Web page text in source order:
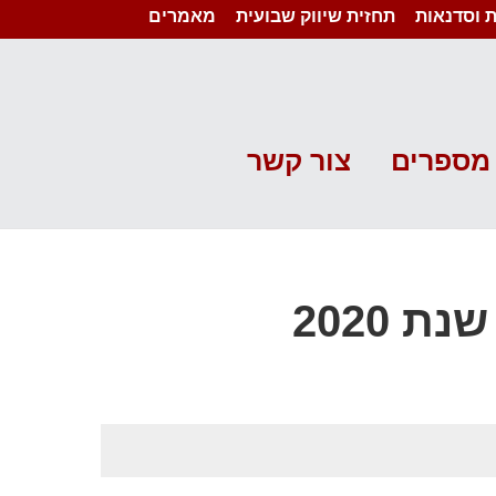
וסדנאות תחזית שיווק שבועית מאמרים
מספרים צור קשר